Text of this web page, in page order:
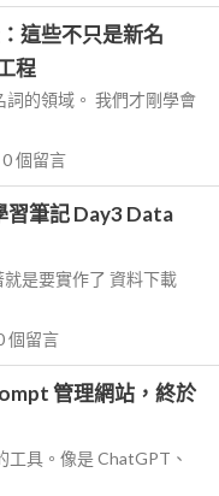
這些不只是新名
程
的領域。 我們才剛學會
0個留言
習筆記 Day3 Data
是要實作了 資料下載
個留言
管理網站，終於
具。像是 ChatGPT、